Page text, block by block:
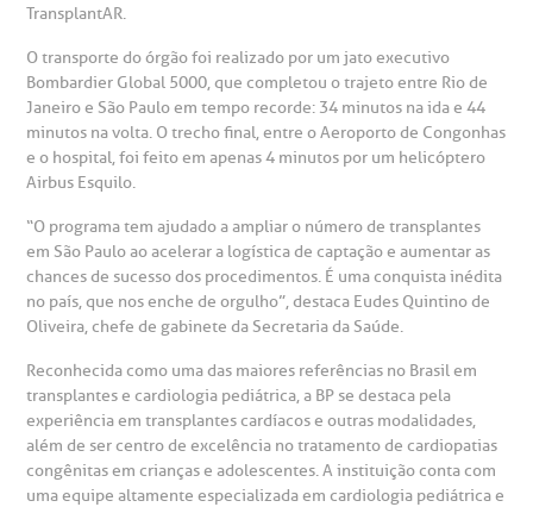
Endereço:
R. Colômbia, 332
CEP: 01438-000 | Jardim Paulista
São Paulo - SP
de órgãos
de cuidado
e perdidos
TransplantAR.
O transporte do órgão foi realizado por um jato executivo
Bombardier Global 5000, que completou o trajeto entre Rio de
Janeiro e São Paulo em tempo recorde: 34 minutos na ida e 44
minutos na volta. O trecho final, entre o Aeroporto de Congonhas
e o hospital, foi feito em apenas 4 minutos por um helicóptero
Airbus Esquilo.
“O programa tem ajudado a ampliar o número de transplantes
em São Paulo ao acelerar a logística de captação e aumentar as
chances de sucesso dos procedimentos. É uma conquista inédita
no país, que nos enche de orgulho”, destaca Eudes Quintino de
Oliveira, chefe de gabinete da Secretaria da Saúde.
Reconhecida como uma das maiores referências no Brasil em
transplantes e cardiologia pediátrica, a BP se destaca pela
experiência em transplantes cardíacos e outras modalidades,
além de ser centro de excelência no tratamento de cardiopatias
congênitas em crianças e adolescentes. A instituição conta com
uma equipe altamente especializada em cardiologia pediátrica e